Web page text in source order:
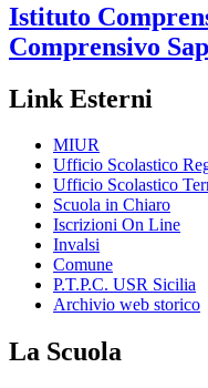
Istituto
Comprensivo
Link Esterni
MIUR
Ufficio Scolastico
Ufficio Scolastico
Scuola in Chiaro
Iscrizioni On Line
Invalsi
Comune
P.T.P.C. USR Sicilia
Archivio web storico
La Scuola